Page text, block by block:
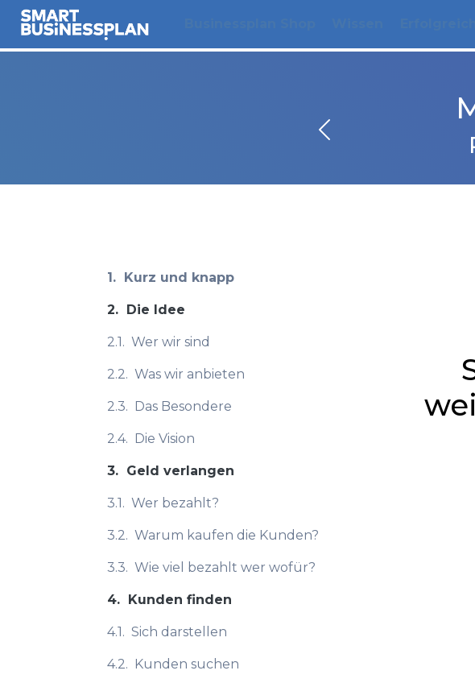
1. Kurz und knapp
2. Die Idee
2.1. Wer wir sind
2.2. Was wir anbieten
2.3. Das Besondere
2.4. Die Vision
3. Geld verlangen
3.1. Wer bezahlt?
3.2. Warum kaufen die Kunden?
3.3. Wie viel bezahlt wer wofür?
4. Kunden finden
4.1. Sich darstellen
4.2. Kunden suchen